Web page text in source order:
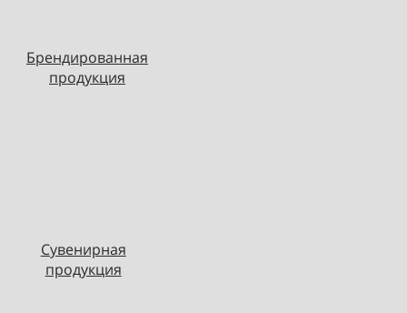
Брендированная
продукция
Сувенирная
продукция